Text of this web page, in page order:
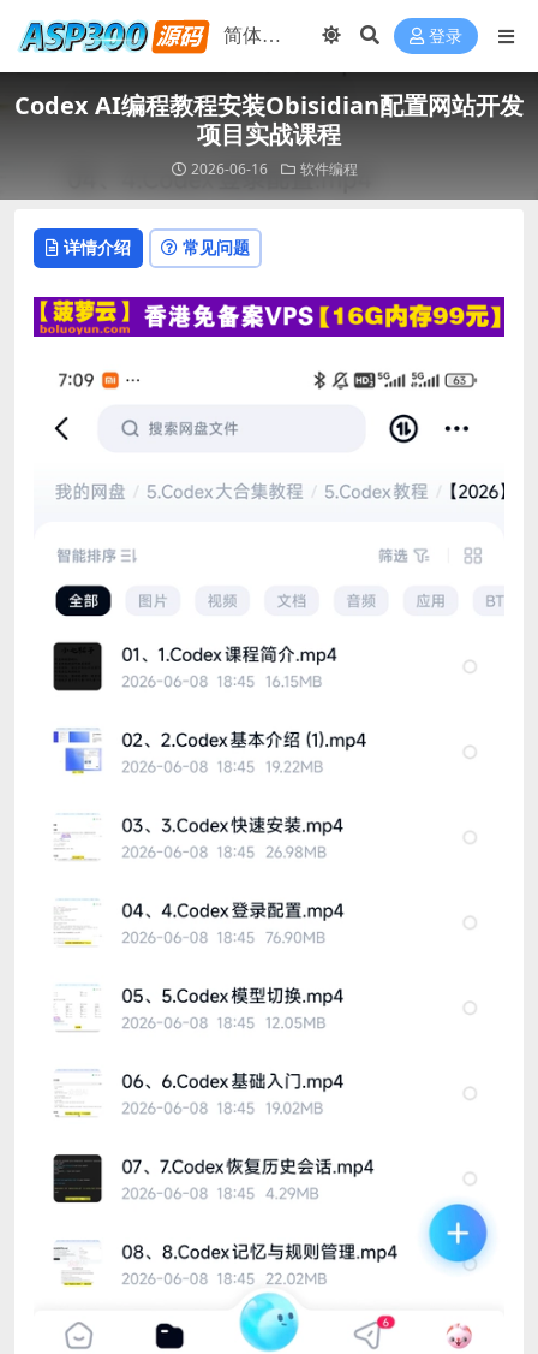
登录
Codex AI编程教程安装Obisidian配置网站开发
项目实战课程
2026-06-16 软件编程
详情介绍 常见问题